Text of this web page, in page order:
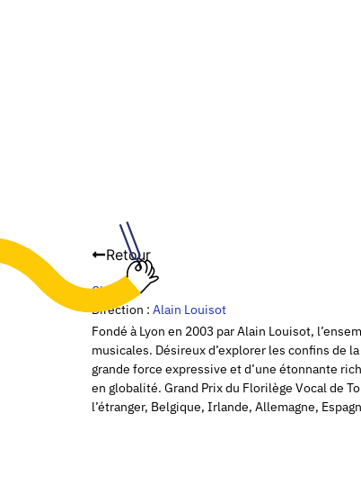
Retour
Choeur
Direction : Alain Louisot
Fondé à Lyon en 2003 par Alain Louisot,
musicales. Désireux d’explorer les confins de
grande force expressive et d’une étonnante
en globalité. Grand Prix du Florilège Vocal de
l’étranger, Belgique, Irlande, Allemagne,